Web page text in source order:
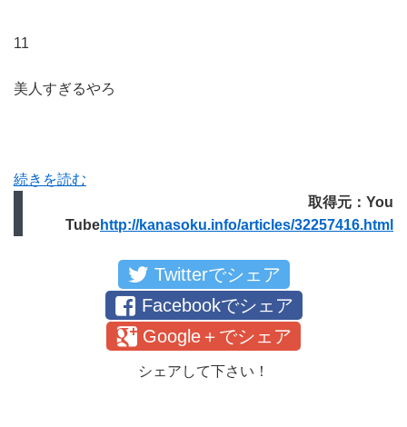
11
美人すぎるやろ
続きを読む
取得元：You
Tubehttp://kanasoku.info/articles/32257416.html
Twitterでシェア
Facebookでシェア
Google＋でシェア
シェアして下さい！